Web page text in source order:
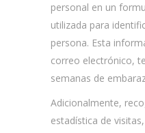
personal en un
utilizada para
persona. Esta
correo electrónico,
semanas de
Adicionalmente,
estadística de